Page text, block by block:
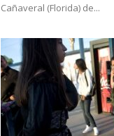
Cañaveral (Florida) de...